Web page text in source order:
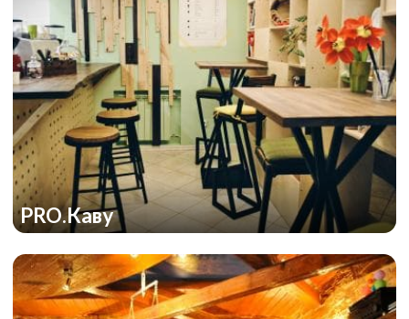
PRO.Каву